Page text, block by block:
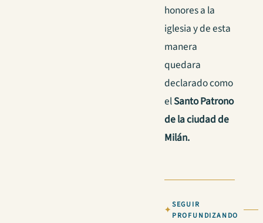
honores a la
iglesia y de esta
manera
quedara
declarado como
elSanto Patrono
de la ciudad de
Milán.
SEGUIR
PROFUNDIZANDO